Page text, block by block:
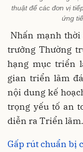
thuật để các đơn vị
ứng
Nhấn mạnh
trưởng Thường
hạng mục triển
gian triển lãm
nội dung kế
trọng yếu tố an
diễn ra Triển lãm.
Gấp rút chuẩn bị